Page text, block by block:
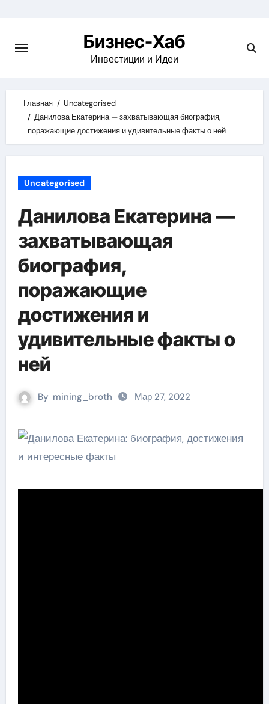
content
Бизнес-Хаб
Инвестиции и Идеи
Главная
Uncategorised
Данилова Екатерина — захватывающая биография,
поражающие достижения и удивительные факты о ней
Uncategorised
Данилова Екатерина —
захватывающая
биография,
поражающие
достижения и
удивительные факты о
ней
By mining_broth Мар 27, 2022